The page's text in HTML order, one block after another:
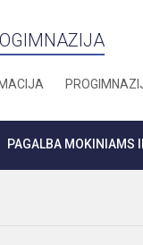
PAGALBA MOKINIAMS